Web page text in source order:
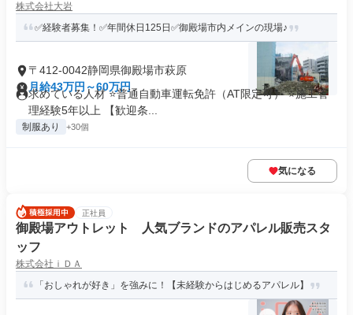
株式会社大岩
✅経験者募集！✅年間休日125日✅御殿場市内メインの現場♪
〒412-0042静岡県御殿場市萩原
月給43万円～60万円
求めている人材 ⭐普通自動車運転免許（AT限定可） ⭐施工管
理経験5年以上 【歓迎条...
制服あり +30個
気になる
正社員
御殿場アウトレット 人気ブランドのアパレル販売スタ
ッフ
株式会社ｉＤＡ
「おしゃれが好き」を強みに！【未経験からはじめるアパレル】